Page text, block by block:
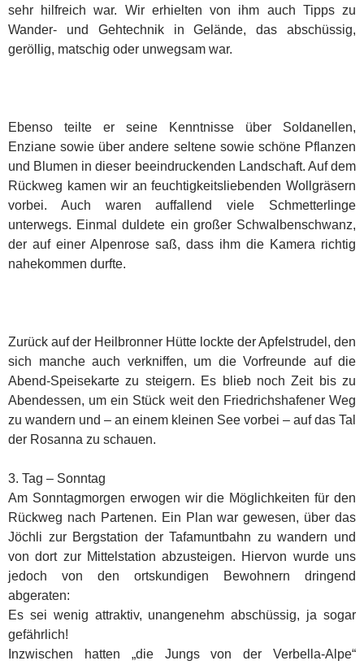
sehr hilfreich war. Wir erhielten von ihm auch Tipps zu
Wander- und Gehtechnik in Gelände, das abschüssig,
geröllig, matschig oder unwegsam war.
Ebenso teilte er seine Kenntnisse über Soldanellen,
Enziane sowie über andere seltene sowie schöne Pflanzen
und Blumen in dieser beeindruckenden Landschaft. Auf dem
Rückweg kamen wir an feuchtigkeitsliebenden Wollgräsern
vorbei. Auch waren auffallend viele Schmetterlinge
unterwegs. Einmal duldete ein großer Schwalbenschwanz,
der auf einer Alpenrose saß, dass ihm die Kamera richtig
nahekommen durfte.
Zurück auf der Heilbronner Hütte lockte der Apfelstrudel, den
sich manche auch verkniffen, um die Vorfreunde auf die
Abend-Speisekarte zu steigern. Es blieb noch Zeit bis zu
Abendessen, um ein Stück weit den Friedrichshafener Weg
zu wandern und – an einem kleinen See vorbei – auf das Tal
der Rosanna zu schauen.
3. Tag – Sonntag
Am Sonntagmorgen erwogen wir die Möglichkeiten für den
Rückweg nach Partenen. Ein Plan war gewesen, über das
Jöchli zur Bergstation der Tafamuntbahn zu wandern und
von dort zur Mittelstation abzusteigen. Hiervon wurde uns
jedoch von den ortskundigen Bewohnern dringend
abgeraten:
Es sei wenig attraktiv, unangenehm abschüssig, ja sogar
gefährlich!
Inzwischen hatten „die Jungs von der Verbella-Alpe“